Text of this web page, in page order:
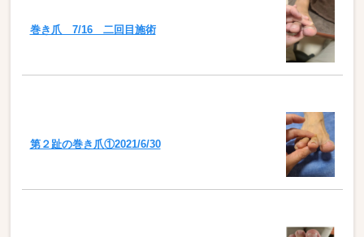
巻き爪 7/16 二回目施術
第２趾の巻き爪①2021/6/30